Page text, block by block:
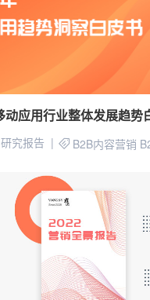
动应用行业整体发展趋势
研究报告 B2B内容营销